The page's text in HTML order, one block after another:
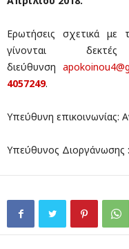
Ερωτήσεις σχετικά με
γίνονται
διεύθυνση
4057249.
Υπεύθυνη επικοινωνίας:
Υπεύθυνος Διοργάνωσης